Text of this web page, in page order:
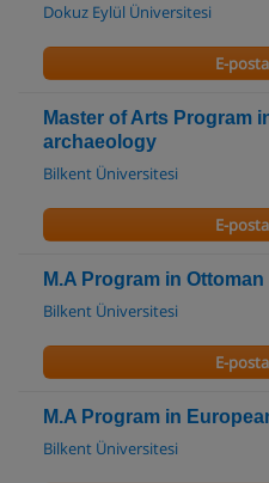
Dokuz Eylül Üniversitesi
E-
Master of Arts Program
archaeology
Bilkent Üniversitesi
E-
M.A Program in
Bilkent Üniversitesi
E-
M.A Program in
Bilkent Üniversitesi